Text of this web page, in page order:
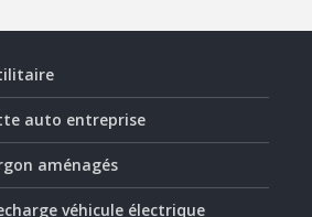
auto entreprise
aménagés
véhicule électrique